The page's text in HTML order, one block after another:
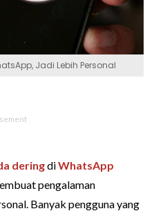
Jadi Lebih Personal
deringdiWhatsApp
pengalaman
Banyak pengguna yang